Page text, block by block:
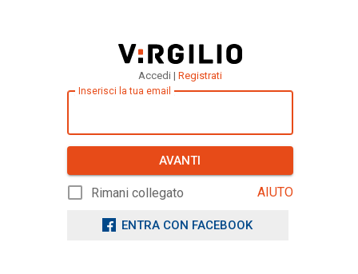
Accedi | Registrati
Inserisci la tua email
AVANTI
Rimani collegato AIUTO
ENTRA CON FACEBOOK